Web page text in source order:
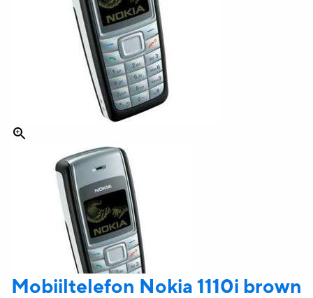
Mobiiltelefon Nokia 1110i brown